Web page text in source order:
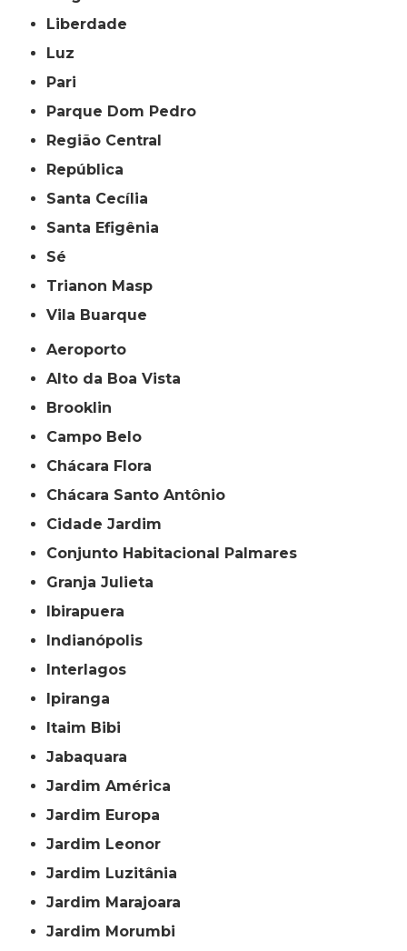
Liberdade
Luz
Pari
Parque Dom Pedro
Região Central
República
Santa Cecília
Santa Efigênia
Sé
Trianon Masp
Vila Buarque
Aeroporto
Alto da Boa Vista
Brooklin
Campo Belo
Chácara Flora
Chácara Santo Antônio
Cidade Jardim
Conjunto Habitacional Palmares
Granja Julieta
Ibirapuera
Indianópolis
Interlagos
Ipiranga
Itaim Bibi
Jabaquara
Jardim América
Jardim Europa
Jardim Leonor
Jardim Luzitânia
Jardim Marajoara
Jardim Morumbi